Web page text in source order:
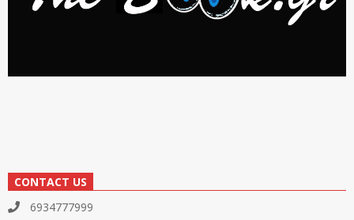
CONTACT US
6934777999